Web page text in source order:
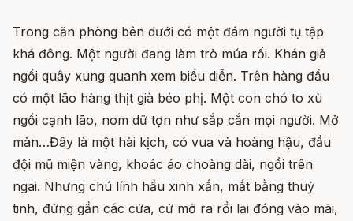
Trong căn phòng bên dưới có một đám người tụ tập
khá đông. Một người đang làm trò múa rối. Khán giả
ngồi quây xung quanh xem biểu diễn. Trên hàng đầu
có một lão hàng thịt già béo phị. Một con chó to xù
ngồi cạnh lão, nom dữ tợn như sắp cắn mọi người. Mở
màn…Đây là một hài kịch, có vua và hoàng hậu, đầu
đội mũ miện vàng, khoác áo choàng dài, ngồi trên
ngai. Nhưng chú lính hầu xinh xắn, mắt bằng thuỷ
tinh, đứng gần các cửa, cứ mở ra rồi lại đóng vào mãi,